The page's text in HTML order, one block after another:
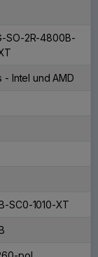
SO-2R-4800B-
- Intel und AMD
SC0-1010-XT